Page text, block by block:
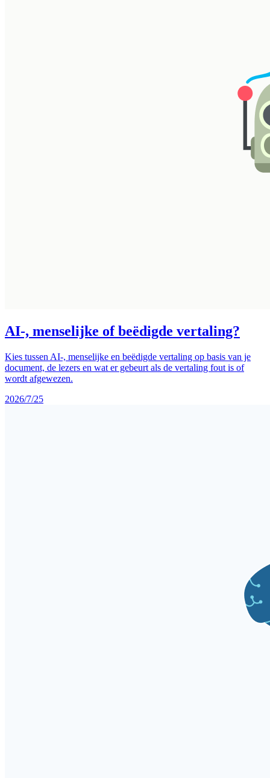
AI-, menselijke of beëdigde vertaling?
Kies tussen AI-, menselijke en beëdigde vertaling op basis van je
document, de lezers en wat er gebeurt als de vertaling fout is of
wordt afgewezen.
2026/7/25